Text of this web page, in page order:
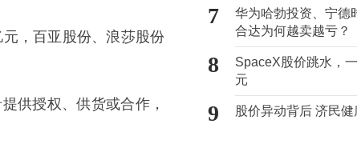
，百亚股份、浪莎股份
供授权、供货或合作，
7
华为哈勃投资、宁德
合达为何越卖越亏？
8
SpaceX股价跳水，
元
9 股价异动背后 济民